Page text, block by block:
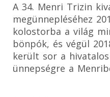
A 34. Menri Trizin
megünnepléséhez
kolostorba a világ
bönpók, és végül
került sor a
ünnepségre a